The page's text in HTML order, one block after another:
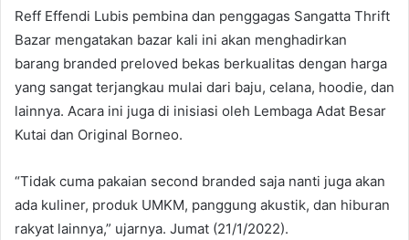
Reff Effendi Lubis pembina dan penggagas Sangatta Thrift
Bazar mengatakan bazar kali ini akan menghadirkan
barang branded preloved bekas berkualitas dengan harga
yang sangat terjangkau mulai dari baju, celana, hoodie, dan
lainnya. Acara ini juga di inisiasi oleh Lembaga Adat Besar
Kutai dan Original Borneo.
“Tidak cuma pakaian second branded saja nanti juga akan
ada kuliner, produk UMKM, panggung akustik, dan hiburan
rakyat lainnya,” ujarnya. Jumat (21/1/2022).